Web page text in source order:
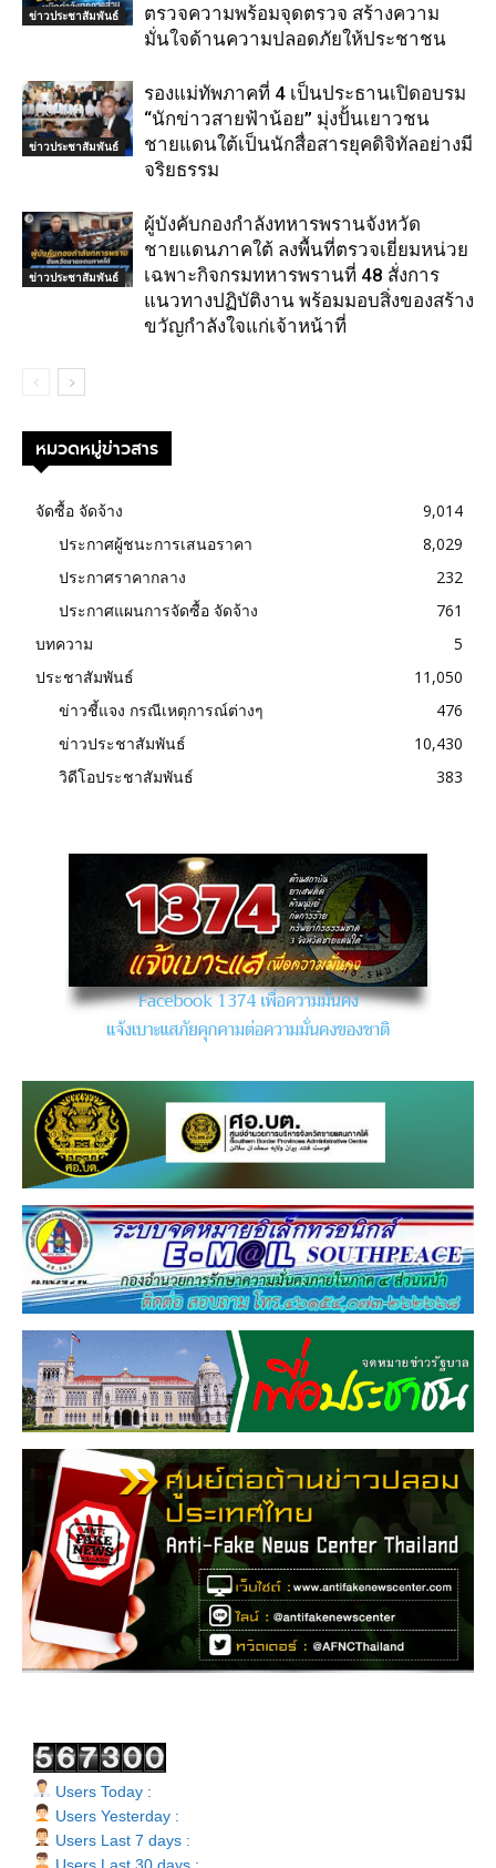
ข่าวประชาสัมพันธ์
ตรวจความพร้อมจุดตรวจ สร้างความ
มั่นใจด้านความปลอดภัยให้ประชาชน
ข่าวประชาสัมพันธ์
รองแม่ทัพภาคที่ 4 เป็นประธานเปิดอบรม
“นักข่าวสายฟ้าน้อย” มุ่งปั้นเยาวชน
ชายแดนใต้เป็นนักสื่อสารยุคดิจิทัลอย่างมี
จริยธรรม
ข่าวประชาสัมพันธ์
ผู้บังคับกองกำลังทหารพรานจังหวัด
ชายแดนภาคใต้ ลงพื้นที่ตรวจเยี่ยมหน่วย
เฉพาะกิจกรมทหารพรานที่ 48 สั่งการ
แนวทางปฏิบัติงาน พร้อมมอบสิ่งของสร้าง
ขวัญกำลังใจแก่เจ้าหน้าที่
หมวดหมู่ข่าวสาร
จัดซื้อ จัดจ้าง
9,014
ประกาศผู้ชนะการเสนอราคา
8,029
ประกาศราคากลาง
232
ประกาศแผนการจัดซื้อ จัดจ้าง
761
บทความ
5
ประชาสัมพันธ์
11,050
ข่าวชี้แจง กรณีเหตุการณ์ต่างๆ
476
ข่าวประชาสัมพันธ์
10,430
วิดีโอประชาสัมพันธ์
383
Users Today :
Users Yesterday :
Users Last 7 days :